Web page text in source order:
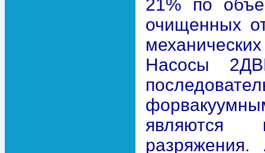
21% по
очищенных
Насосы
являются
разряжения.